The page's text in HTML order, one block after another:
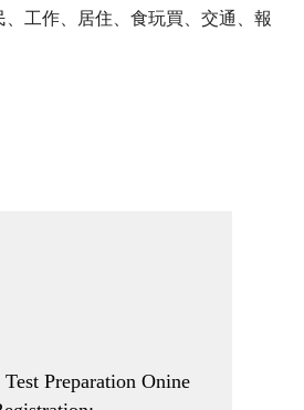
工作、居住、食玩買、交通、報